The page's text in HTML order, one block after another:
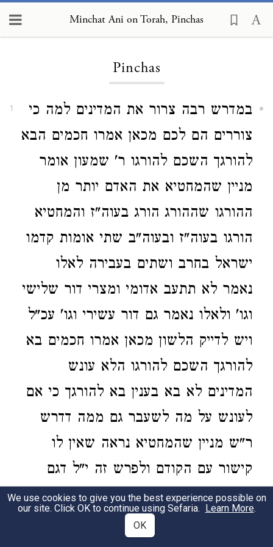
Minchat Ani on Torah, Pinchas
Pinchas
1
במדרש רבה צרור את המדינים למה כי
צוררים הם לכם מכאן אמרו חכמים הבא
להורגך השכם להורגו ר' שמעון אומר
מניין שהמחטיא את האדם יותר מן
ההורגו שההורג הורג בעוה"ז והמחטיא
הורגו בעוה"ז ובעוה"ב שתי אומות קדמו
ישראל בחרב ושתים בעבירה לאלו
נאמר לא תתעב אדומי ומצרי דור שלישי
וגו' ולאלו נאמר גם דור עשירי וגו' עכ"ל
ויש לדייק הלשון מכאן אמרו חכמים בא
להורגך השכם להורגו הלא עונש
המדינים לא בא בענין בא להורגך כי אם
לעונש על מה לשעבר גם ממה דדרש
ר"ש מניין שהמחטיא נראה שאין לו
קישור עם הקודם ולפרש זה י"ל דגם
בפסוק יש לדקדק מה שאמר כי צוררים
הם לכם שהוא לשון הוה וכפי הלשון
We use cookies to give you the best experience possible on
our site. Click OK to continue using Sefaria. Learn More.
OK